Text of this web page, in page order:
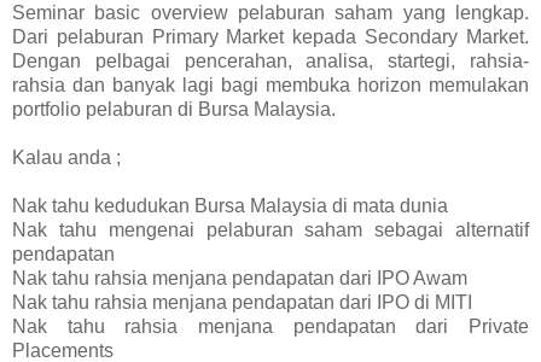
Seminar basic overview pelaburan saham yang lengkap.
Dari pelaburan Primary Market kepada Secondary Market.
Dengan pelbagai pencerahan, analisa, startegi, rahsia-
rahsia dan banyak lagi bagi membuka horizon memulakan
portfolio pelaburan di Bursa Malaysia.
Kalau anda ;
Nak tahu kedudukan Bursa Malaysia di mata dunia
Nak tahu mengenai pelaburan saham sebagai alternatif
pendapatan
Nak tahu rahsia menjana pendapatan dari IPO Awam
Nak tahu rahsia menjana pendapatan dari IPO di MITI
Nak tahu rahsia menjana pendapatan dari Private
Placements